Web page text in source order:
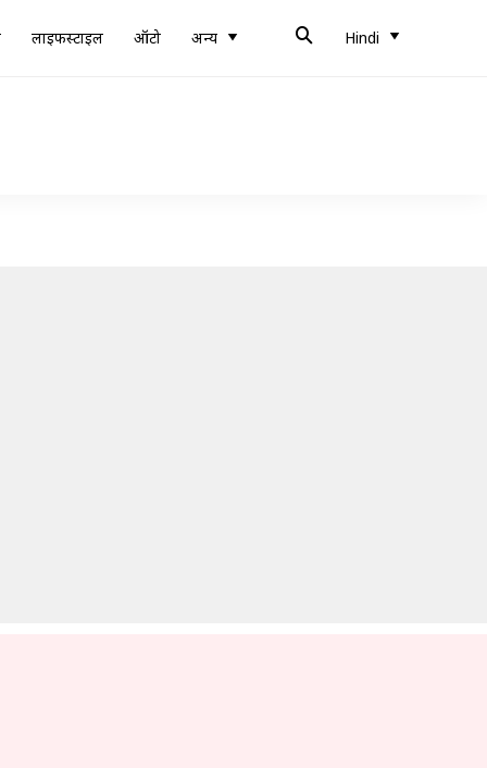
लाइफस्टाइल ऑटो अन्य Hindi